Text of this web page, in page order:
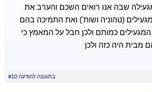
שבה אנו רואים השכם והערב את
(טהוניה ושות') ואת התמיכה בהם
כמותם ולכן חבל על המאמץ כי
מבית היה כזה ולכן
בתגובה להודעה #10